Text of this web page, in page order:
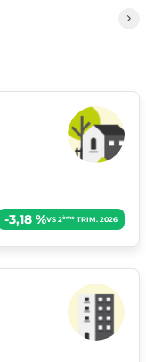
-3,18 %VS 2èmeTRIM. 2026